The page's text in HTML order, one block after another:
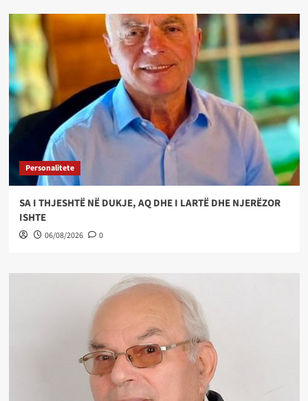
Personalitete
SA I THJESHTË NË DUKJE, AQ DHE I LARTË DHE NJERËZOR
ISHTE
06/08/2026 0